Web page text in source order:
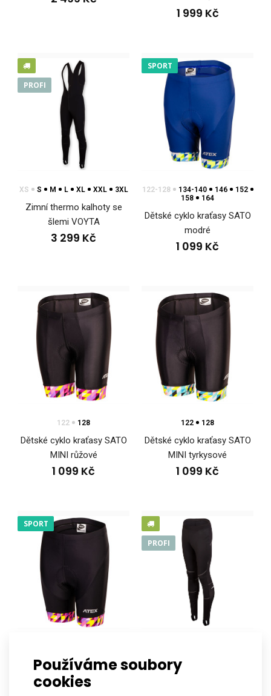
Používáme soubory
cookies
Cyklo kraťasy RAGO modré
Cyklo kraťasy RAGO modréCyklistické kraťasy patří mezi
základní výbavu, která dokáže podpořit vaše s..
1 999 Kč
PROFI
XS S M L XL XXL 3XL
Zimní thermo kalhoty se
šlemi VOYTA
3 299 Kč
SPORT
122-128 134-140 146
152
158
164
Dětské cyklo kraťasy SATO
modré
1 099 Kč
122 128
Dětské cyklo kraťasy SATO
MINI růžové
1 099 Kč
122 128
Dětské cyklo kraťasy SATO
MINI tyrkysové
1 099 Kč
SPORT
164
Dětské cyklo kraťasy SATO
růžové
PROFI
Zimní thermo kalhoty